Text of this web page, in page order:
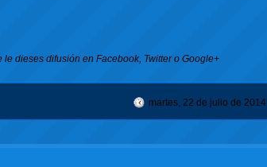
dieses difusión en Facebook, Twitter o Google+
martes, 22 de julio de 2014